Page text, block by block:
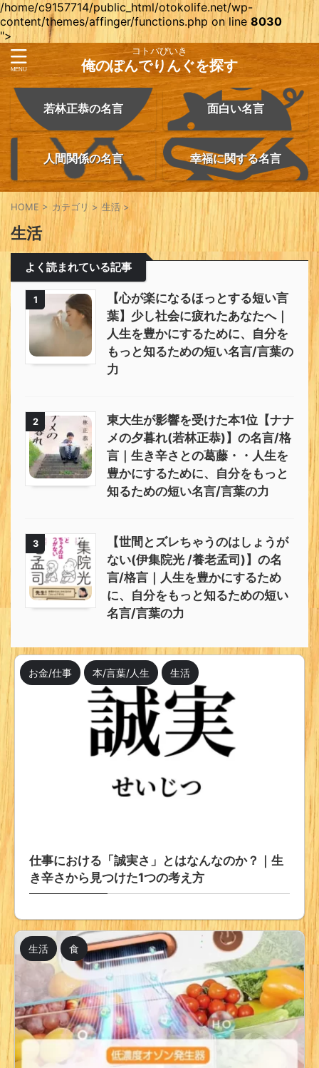
/home/c9157714/public_html/otokolife.net/wp-
content/themes/affinger/functions.php on line8030
">
コトバびいき
俺のぽんでりんぐを探す
若林正恭の名言 面白い名言
人間関係の名言 幸福に関する名言
HOME > カテゴリ > 生活 >
生活
よく読まれている記事
1
【心が楽になるほっとする短い言
葉】少し社会に疲れたあなたへ｜
人生を豊かにするために、自分を
もっと知るための短い名言/言葉の
力
2
東大生が影響を受けた本1位【ナナ
メの夕暮れ(若林正恭)】の名言/格
言｜生き辛さとの葛藤・・人生を
豊かにするために、自分をもっと
知るための短い名言/言葉の力
3
【世間とズレちゃうのはしょうが
ない(伊集院光 /養老孟司)】の名
言/格言｜人生を豊かにするため
に、自分をもっと知るための短い
名言/言葉の力
お金/仕事 本/言葉/人生 生活
仕事における「誠実さ」とはなんなのか？｜生
き辛さから見つけた1つの考え方
生活 食